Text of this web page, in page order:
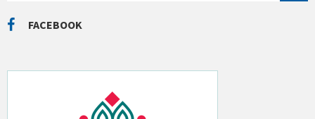
C
H
FACEBOOK